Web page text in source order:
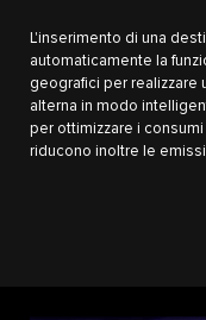
L'inserimento di una
automaticamente la
geografici per realizzare
alterna in modo
per ottimizzare i
riducono inoltre le